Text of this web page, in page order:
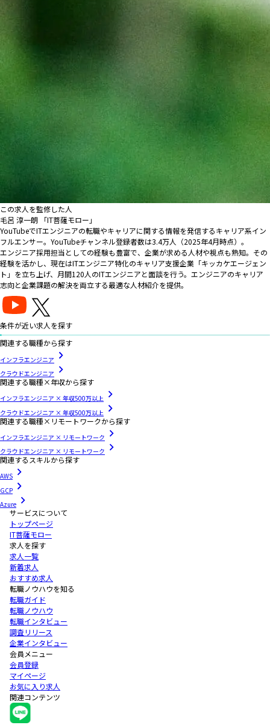
この求人を監修した人
毛呂 淳一朗 「IT菩薩モロー」
YouTubeでITエンジニアの転職やキャリアに関する情報を発信するキャリア系イン
フルエンサー。YouTubeチャンネル登録者数は3.4万人（2025年4月時点）。
エンジニア採用担当としての経験も豊富で、企業が求める人材や視点も熟知。その
経験を活かし、現在はITエンジニア特化のキャリア支援企業「キッカケエージェン
ト」を立ち上げ、月間120人のITエンジニアと面談を行う。エンジニアのキャリア
志向と企業課題の解決を両立する最適な人材紹介を提供。
条件が近い求人を探す
関連する職種から探す
インフラエンジニア
クラウドエンジニア
関連する職種×年収から探す
インフラエンジニア × 年収500万以上
クラウドエンジニア × 年収500万以上
関連する職種×リモートワークから探す
インフラエンジニア × リモートワーク
クラウドエンジニア × リモートワーク
関連するスキルから探す
AWS
GCP
Azure
サービスについて
トップページ
IT菩薩モロー
求人を探す
求人一覧
新着求人
おすすめ求人
転職ノウハウを知る
転職ガイド
転職ノウハウ
転職インタビュー
調査リリース
企業インタビュー
会員メニュー
会員登録
マイページ
お気に入り求人
関連コンテンツ